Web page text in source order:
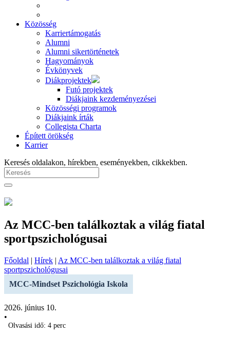
Közösség
Karriertámogatás
Alumni
Alumni sikertörténetek
Hagyományok
Évkönyvek
Diákprojektek
Futó projektek
Diákjaink kezdeményezései
Közösségi programok
Diákjaink írták
Collegista Charta
Épített örökség
Karrier
Keresés oldalakon, hírekben, eseményekben, cikkekben.
Az MCC-ben találkoztak a világ fiatal
sportpszichológusai
Főoldal | Hírek | Az MCC-ben találkoztak a világ fiatal
sportpszichológusai
MCC-Mindset Pszichológia Iskola
2026. június 10.
•
Olvasási idő: 4 perc